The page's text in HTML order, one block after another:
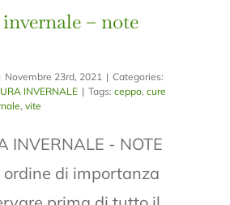
– note
Novembre 23rd, 2021 | Categories:
INVERNALE | Tags:ceppo,cure
,vite
INVERNALE - NOTE
ordine di importanza